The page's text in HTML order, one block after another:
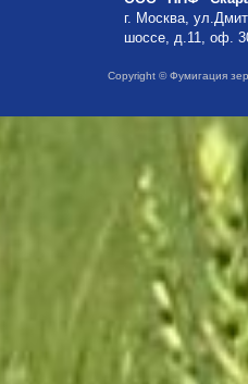
г. Москва,
шоссе, д.11, оф.
Copyright © Фумигация